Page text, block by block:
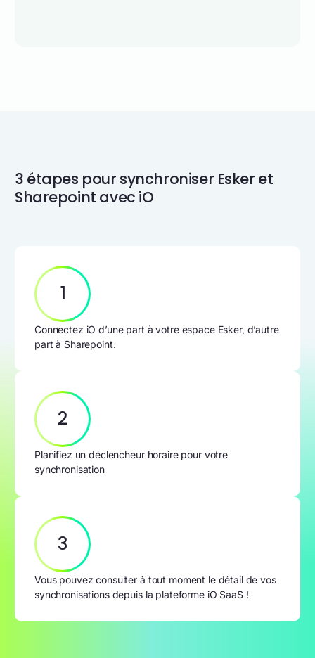
3 étapes pour synchroniser Esker et
Sharepoint avec iO
1
Connectez iO d’une part à votre espace Esker, d’autre
part à Sharepoint.
2
Planifiez un déclencheur horaire pour votre
synchronisation
3
Vous pouvez consulter à tout moment le détail de vos
synchronisations depuis la plateforme iO SaaS !